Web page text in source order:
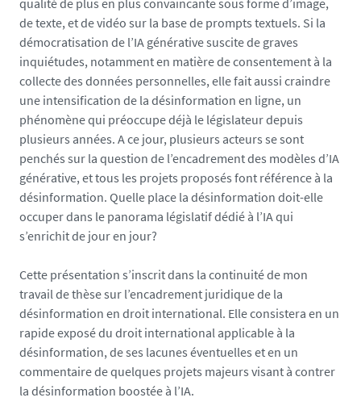
m
b
a
r
q
u
e
s
-
1
6
0
2
0
2
4
_
1
7
qualité de plus en plus convaincante sous forme d’image,
de texte, et de vidéo sur la base de prompts textuels. Si la
démocratisation de l’IA générative suscite de graves
inquiétudes, notamment en matière de consentement à la
collecte des données personnelles, elle fait aussi craindre
une intensification de la désinformation en ligne, un
phénomène qui préoccupe déjà le législateur depuis
plusieurs années. A ce jour, plusieurs acteurs se sont
penchés sur la question de l’encadrement des modèles d’IA
générative, et tous les projets proposés font référence à la
désinformation. Quelle place la désinformation doit-elle
occuper dans le panorama législatif dédié à l’IA qui
s’enrichit de jour en jour?
Cette présentation s’inscrit dans la continuité de mon
travail de thèse sur l’encadrement juridique de la
désinformation en droit international. Elle consistera en un
rapide exposé du droit international applicable à la
désinformation, de ses lacunes éventuelles et en un
commentaire de quelques projets majeurs visant à contrer
la désinformation boostée à l’IA.